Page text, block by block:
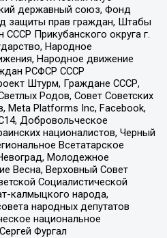
державный союз, Фонд
защиты прав граждан, Штабы
СССР Прикубанского округа г.
Народное
Народное движение
РСФСР СССР
Штурм, Граждане СССР,
Родов, Совет Советских
Meta Platforms Inc, Facebook,
Добровольческое
националистов, Черный
Всетатарское
Молодежное
Весна, Верховный Совет
Социалистической
калмыцкого народа,
народных депутатов
национальное
Фургал